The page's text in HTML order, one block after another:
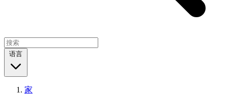
语言
家